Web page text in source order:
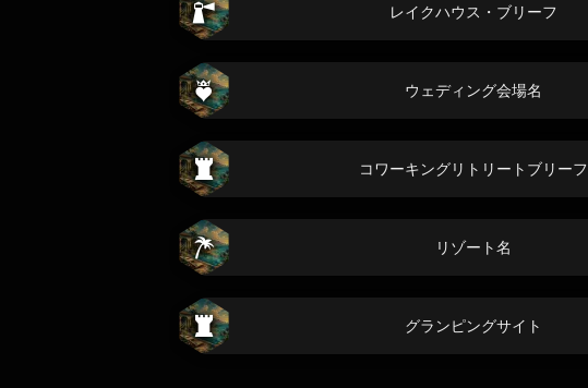
レイクハウス・ブリーフ
ウェディング会場名
コワーキングリトリートブリーフ
リゾート名
グランピングサイト